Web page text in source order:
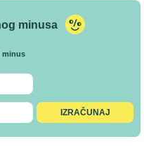
minusa
minus